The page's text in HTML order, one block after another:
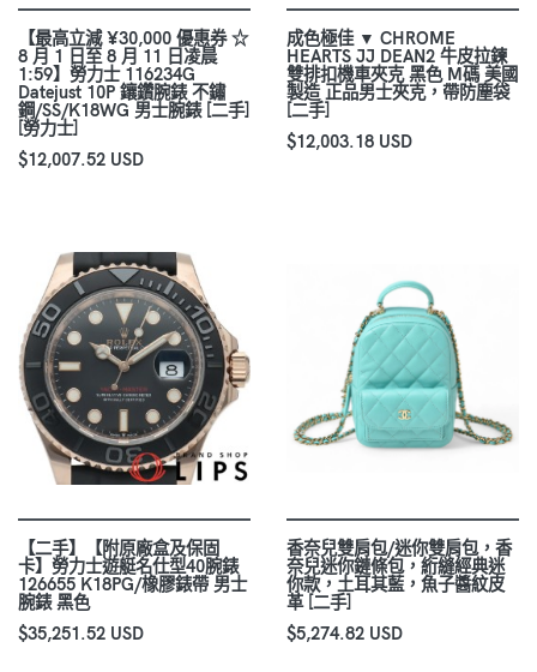
【最高立減 ¥30,000 優惠券 ☆
8 月 1 日至 8 月 11 日凌晨
1:59】勞力士 116234G
Datejust 10P 鑲鑽腕錶 不鏽
鋼/SS/K18WG 男士腕錶 [二手]
[勞力士]
$12,007.52 USD
成色極佳 ▼ CHROME
HEARTS JJ DEAN2 牛皮拉鍊
雙排扣機車夾克 黑色 M碼 美國
製造 正品男士夾克，帶防塵袋
[二手]
$12,003.18 USD
【二手】【附原廠盒及保固
卡】勞力士遊艇名仕型40腕錶
126655 K18PG/橡膠錶帶 男士
腕錶 黑色
$35,251.52 USD
香奈兒雙肩包/迷你雙肩包，香
奈兒迷你鏈條包，絎縫經典迷
你款，土耳其藍，魚子醬紋皮
革 [二手]
$5,274.82 USD